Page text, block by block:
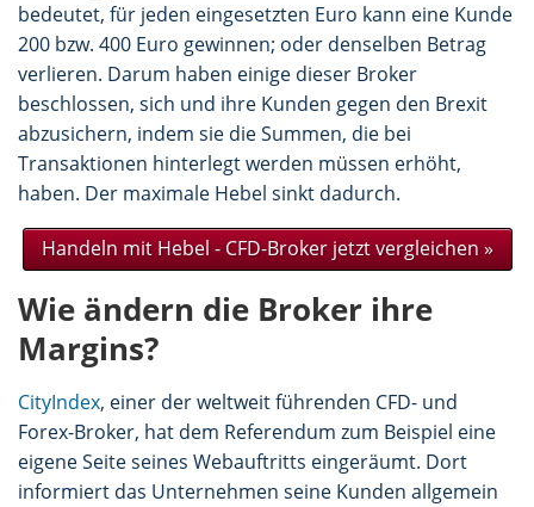
bedeutet, für jeden eingesetzten Euro kann eine Kunde
200 bzw. 400 Euro gewinnen; oder denselben Betrag
verlieren. Darum haben einige dieser Broker
beschlossen, sich und ihre Kunden gegen den Brexit
abzusichern, indem sie die Summen, die bei
Transaktionen hinterlegt werden müssen erhöht,
haben. Der maximale Hebel sinkt dadurch.
Handeln mit Hebel - CFD-Broker jetzt vergleichen»
Wie ändern die Broker ihre
Margins?
CityIndex, einer der weltweit führenden CFD- und
Forex-Broker, hat dem Referendum zum Beispiel eine
eigene Seite seines Webauftritts eingeräumt. Dort
informiert das Unternehmen seine Kunden allgemein